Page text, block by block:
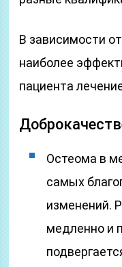
В зависимости
наиболее
пациента
Остеома в
самых
изменений.
медленно и